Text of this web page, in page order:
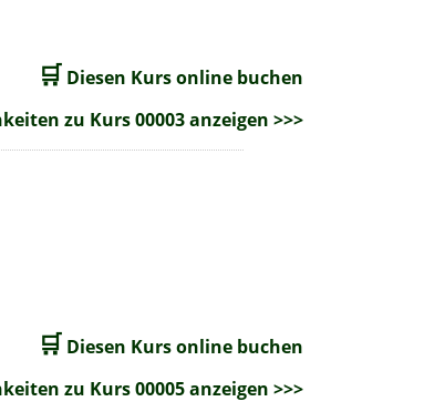
🛒 Diesen Kurs online buchen
zu Kurs 00003 anzeigen >>>
🛒 Diesen Kurs online buchen
zu Kurs 00005 anzeigen >>>